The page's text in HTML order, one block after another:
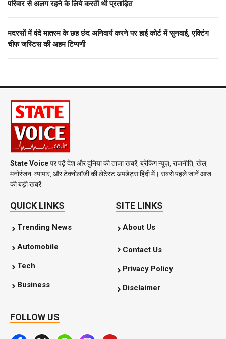
परिवार से अलग रहने के लिये करती थी प्रताड़ित
मदरसों में वंदे मातरम के छह छंद अनिवार्य करने पर हाई कोर्ट में सुनवाई, एक्टिंग
चीफ जस्टिस की अहम टिप्पणी
State Voiceपर पढ़ें देश और दुनिया की ताजा खबरें, ब्रेकिंग न्यूज़, राजनीति, खेल,
मनोरंजन, व्यापार, और टेक्नोलॉजी की लेटेस्ट अपडेट्स हिंदी में। सबसे पहले जानें आज
की बड़ी खबरें!
QUICK LINKS
Trending News
Automobile
Tech
Business
SITE LINKS
About Us
Contact Us
Privacy Policy
Disclaimer
FOLLOW US